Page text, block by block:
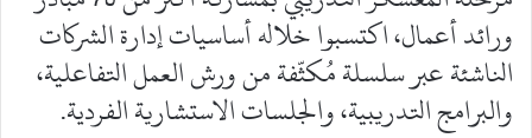
ورائد أعمال، اكتسبوا خلاله أساسيات إدارة الشركات
الناشئة عبر سلسلة مُكثّفة من ورش العمل التفاعلية،
والبرامج التدريبية، والجلسات الاستشارية الفردية.